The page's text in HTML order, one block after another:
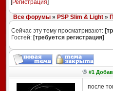
[Регистрация]
Все форумы» PSP Slim & Light»
Сейчас эту тему просматривают:
Гостей: [требуется регистрация]
#1
после